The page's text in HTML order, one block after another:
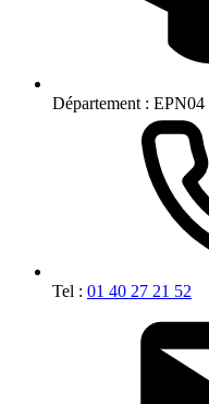
Département : EPN04
Tel : 01 40 27 21 52